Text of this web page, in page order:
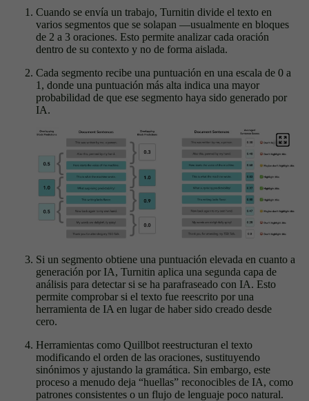
Cuando se envía un trabajo, Turnitin divide el texto en
varios segmentos que se solapan —usualmente en bloques
de 2 a 3 oraciones. Esto permite analizar cada oración
dentro de su contexto y no de forma aislada.
Cada segmento recibe una puntuación en una escala de 0 a
1, donde una puntuación más alta indica una mayor
probabilidad de que ese segmento haya sido generado por
IA.
Si un segmento obtiene una puntuación elevada en cuanto a
generación por IA, Turnitin aplica una segunda capa de
análisis para detectar si se ha parafraseado con IA. Esto
permite comprobar si el texto fue reescrito por una
herramienta de IA en lugar de haber sido creado desde
cero.
Herramientas como Quillbot reestructuran el texto
modificando el orden de las oraciones, sustituyendo
sinónimos y ajustando la gramática. Sin embargo, este
proceso a menudo deja “huellas” reconocibles de IA, como
patrones consistentes o un flujo de lenguaje poco natural.